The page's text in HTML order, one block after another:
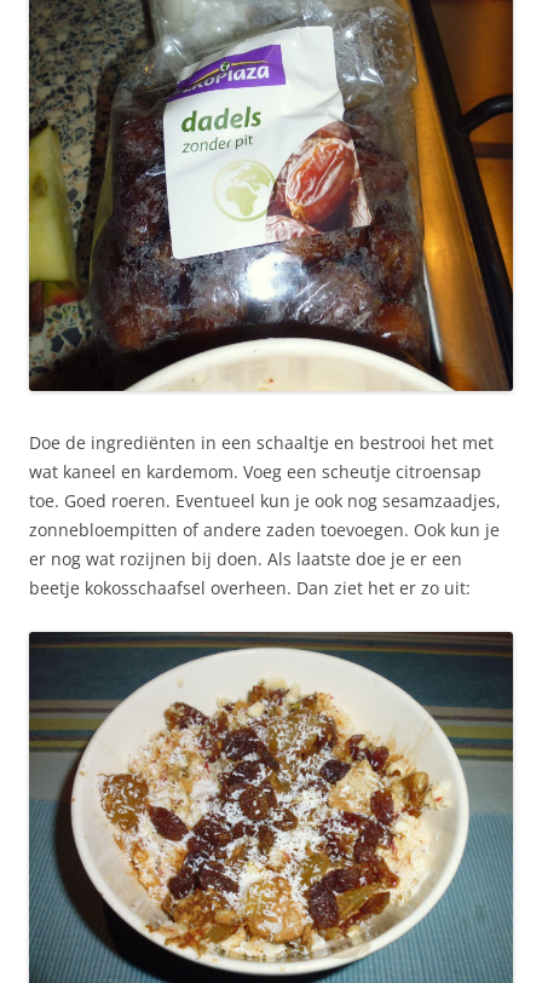
Doe de ingrediënten in een schaaltje en bestrooi het met
wat kaneel en kardemom. Voeg een scheutje citroensap
toe. Goed roeren. Eventueel kun je ook nog sesamzaadjes,
zonnebloempitten of andere zaden toevoegen. Ook kun je
er nog wat rozijnen bij doen. Als laatste doe je er een
beetje kokosschaafsel overheen. Dan ziet het er zo uit: